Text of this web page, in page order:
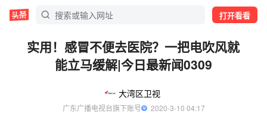
打开看看
实用！感冒不便去医院？一把电吹风就
能立马缓解|今日最新闻0309
大湾区卫视
广东广播电视台旗下账号
  2020-3-10 04:17